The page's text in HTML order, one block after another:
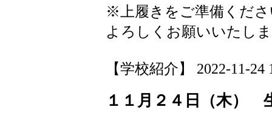
※上履きをご準備くだ
よろしくお願いいたし
【学校紹介】 2022-11-24
１１月２４日（木）